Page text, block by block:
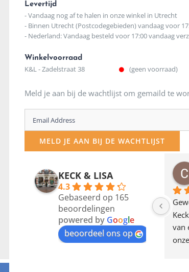
Levertijd
- Vandaag nog af te halen in onze winkel in Utrecht
- Binnen Utrecht (Postcodegebieden) vandaag voor
- Nederland: Vandaag besteld voor 17:00 vandaag
Winkelvoorraad
K&L - Zadelstraat 38 (geen voorraad)
Meld je aan bij de wachtlijst om gemaild te
Enter
your
email
MELD JE AAN BIJ DE WACHTLIJST
KECK & LISA
4.3
Gebaseerd op 165
beoordelingen
powered by Google
beoordeel ons op
te
12 maanden geleden
Waarom in hemelsnaam
de woonwinkel op de
klippen  laten lopen? Waar
moeten nu de design
van